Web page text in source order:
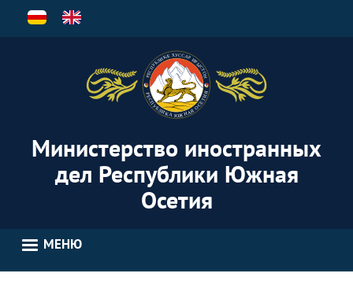
Перейти
Министерство иностранных
дел Республики Южная
Осетия
МЕНЮ